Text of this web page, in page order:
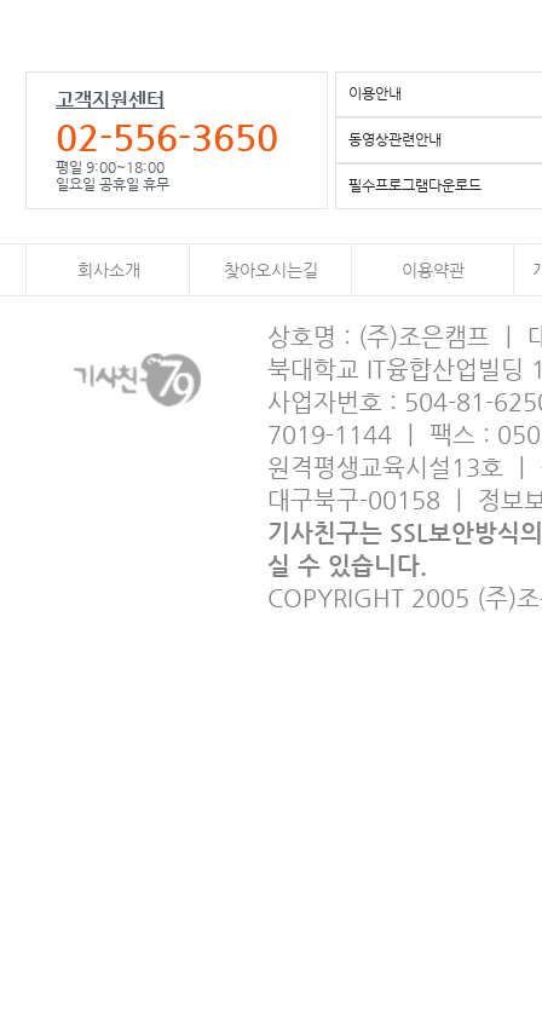
고객지원센터
02-556-3650
평일 9:00~18:00
일요일 공휴일 휴무
이용안내
동영상관련안내
필수프로그램다운로드
회사소개 찾아오시는길 이용약관
상호명 : (주)조은캠프 ㅣ
북대학교 IT융합산업빌딩
사업자번호 : 504-81-
7019-1144 ㅣ 팩스 :
원격평생교육시설13호
대구북구-00158 ㅣ 정보
기사친구는 SSL보안방식
실 수 있습니다.
COPYRIGHT 2005 (주)